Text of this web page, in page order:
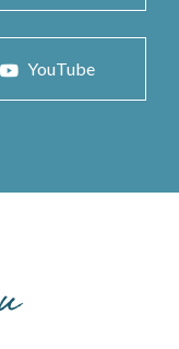
YouTube